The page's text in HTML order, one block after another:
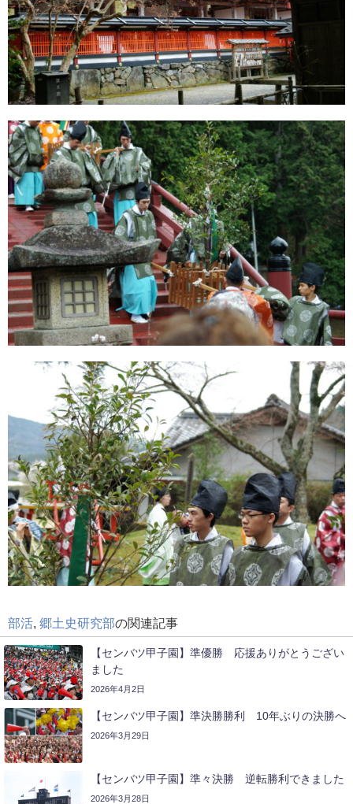
部活 郷土史研究部の関連記事
【センバツ甲子園】準優勝 応援ありがとうござい
ました
2026年4月2日
【センバツ甲子園】準決勝勝利 10年ぶりの決勝へ
2026年3月29日
【センバツ甲子園】準々決勝 逆転勝利できました
2026年3月28日